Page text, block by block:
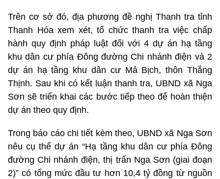
Trên cơ sở đó, địa phương đề nghị Thanh tra tỉnh
Thanh Hóa xem xét, tổ chức thanh tra việc chấp
hành quy định pháp luật đối với 4 dự án hạ tầng
khu dân cư phía Đông đường Chi nhánh điện và 2
dự án hạ tầng khu dân cư Mả Bịch, thôn Thắng
Thịnh. Sau khi có kết luận thanh tra, UBND xã Nga
Sơn sẽ triển khai các bước tiếp theo để hoàn thiện
dự án theo quy định.
Trong báo cáo chi tiết kèm theo, UBND xã Nga Sơn
nêu cụ thể dự án “Hạ tầng khu dân cư phía Đông
đường Chi nhánh điện, thị trấn Nga Sơn (giai đoạn
2)” có tổng mức đầu tư hơn 10,4 tỷ đồng từ nguồn